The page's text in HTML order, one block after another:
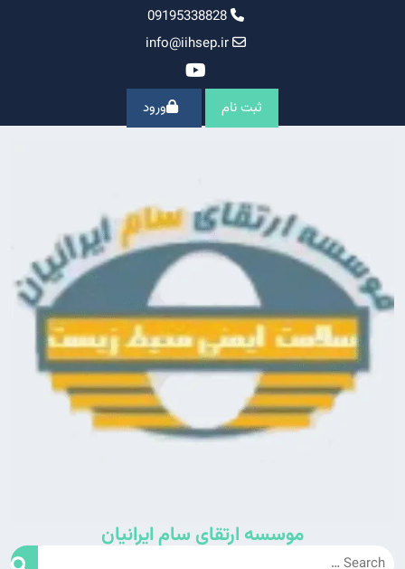
09195338828
info@iihsep.ir
ثبت نام ورود
موسسه ارتقای سام ایرانیان